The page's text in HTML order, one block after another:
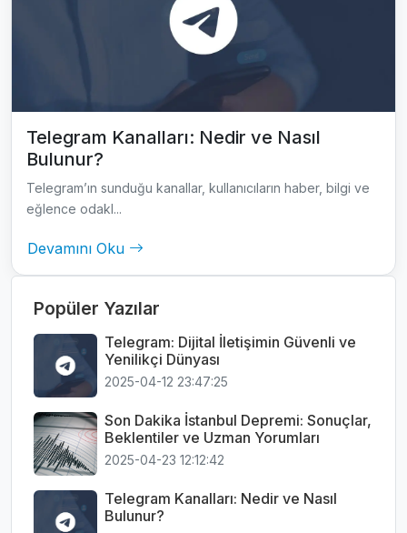
Telegram Kanalları: Nedir ve Nasıl
Bulunur?
Telegram’ın sunduğu kanallar, kullanıcıların haber, bilgi ve
eğlence odakl...
Devamını Oku
Popüler Yazılar
Telegram: Dijital İletişimin Güvenli ve
Yenilikçi Dünyası
2025-04-12 23:47:25
Son Dakika İstanbul Depremi: Sonuçlar,
Beklentiler ve Uzman Yorumları
2025-04-23 12:12:42
Telegram Kanalları: Nedir ve Nasıl
Bulunur?